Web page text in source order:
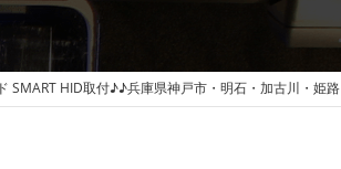
SMART HID取付♪♪兵庫県神戸市・明石・加古川・姫路